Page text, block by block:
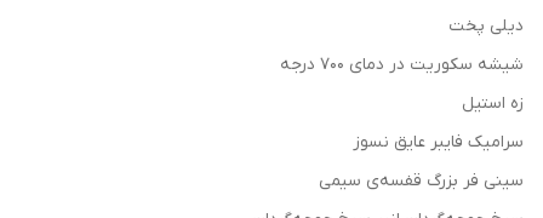
دیلی پخت
شیشه سکوریت در دمای ۷۰۰ درجه
زه استیل
سرامیک فایبر عایق نسوز
سینی فر بزرگ قفسه‌ی سیمی